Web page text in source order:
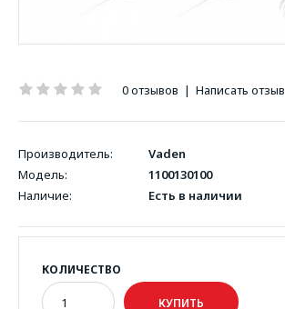
0 отзывов | Написать отзыв
Производитель:
Vaden
Модель:
1100130100
Наличие:
Есть в наличии
КОЛИЧЕСТВО